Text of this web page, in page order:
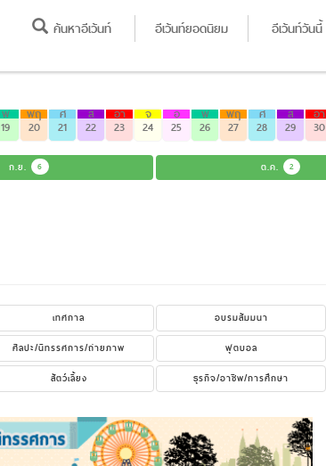
ค้นหาอีเว้นท์ อีเว้นท์ยอดนิยม อีเว้นท์วันนี้
พ
19
พฤ
20
ศ
21
ส
22
อา
23
จ
24
อ
25
พ
26
พฤ
27
ศ
28
ส
29
อา
30
ก.ย. 6 ต.ค. 2
เทศกาล อบรมสัมมนา
ศิลปะ/นิทรรศการ/ถ่ายภาพ ฟุตบอล
สัตว์เลี้ยง ธุรกิจ/อาชีพ/การศึกษา